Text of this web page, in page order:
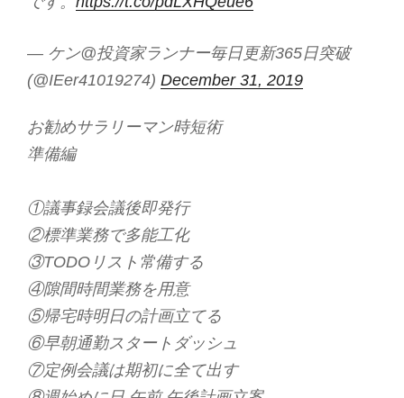
— ケン@投資家ランナー毎日更新365日突破
(@IEer41019274) December 31, 2019
お勧めサラリーマン時短術
準備編
①議事録会議後即発行
②標準業務で多能工化
③TODOリスト常備する
④隙間時間業務を用意
⑤帰宅時明日の計画立てる
⑥早朝通勤スタートダッシュ
⑦定例会議は期初に全て出す